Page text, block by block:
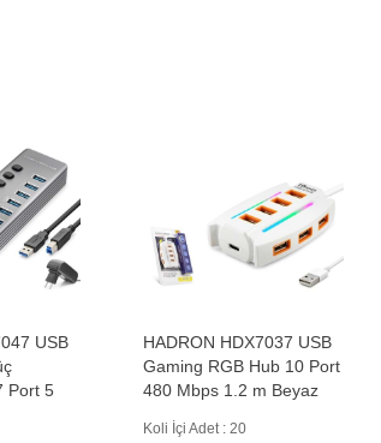
USB
Port 5
HADRON HDX7037 USB
Gaming RGB Hub 10 Port
480 Mbps 1.2 m Beyaz
Koli İçi Adet : 20